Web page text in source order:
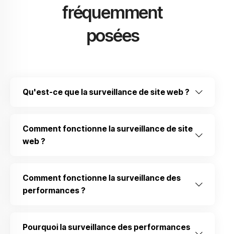
fréquemment
posées
Qu'est-ce que la surveillance de site web ?
Comment fonctionne la surveillance de site
web ?
Comment fonctionne la surveillance des
performances ?
Pourquoi la surveillance des performances